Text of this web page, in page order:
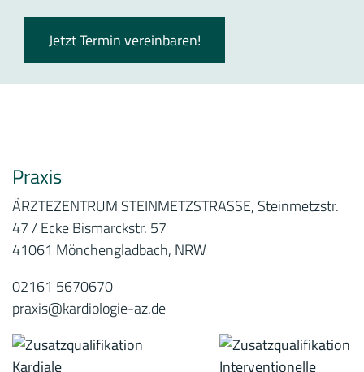
Jetzt Termin vereinbaren!
Praxis
ÄRZTEZENTRUM STEINMETZSTRASSE, Steinmetzstr.
47 / Ecke Bismarckstr. 57
41061 Mönchengladbach, NRW
02161 5670670
praxis@kardiologie-az.de